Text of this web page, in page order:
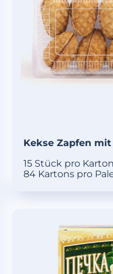
Kekse Zapfen
15 Stück pro Karton
84 Kartons pro